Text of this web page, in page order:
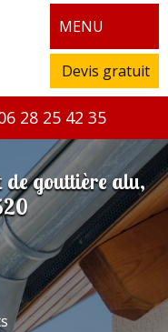
MENU
Devis gratuit
28 25 42 35
gouttière alu,